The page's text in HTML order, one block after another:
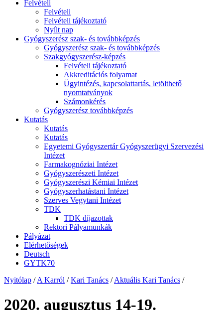
Felvételi
Felvételi
Felvételi tájékoztató
Nyílt nap
Gyógyszerész szak- és továbbképzés
Gyógyszerész szak- és továbbképzés
Szakgyógyszerész-képzés
Felvételi tájékoztató
Akkreditációs folyamat
Ügyintézés, kapcsolattartás, letölthető
nyomtatványok
Számonkérés
Gyógyszerész továbbképzés
Kutatás
Kutatás
Kutatás
Egyetemi Gyógyszertár Gyógyszerügyi Szervezési
Intézet
Farmakognóziai Intézet
Gyógyszerészeti Intézet
Gyógyszerészi Kémiai Intézet
Gyógyszerhatástani Intézet
Szerves Vegytani Intézet
TDK
TDK díjazottak
Rektori Pályamunkák
Pályázat
Elérhetőségek
Deutsch
GYTK70
Nyitólap / A Karról / Kari Tanács / Aktuális Kari Tanács /
2020. augusztus 14-19.